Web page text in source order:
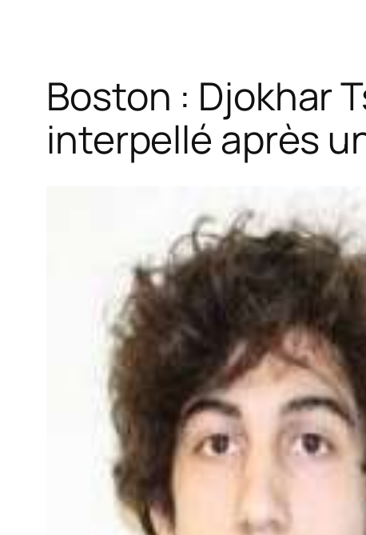
Boston : Djokhar
interpellé après